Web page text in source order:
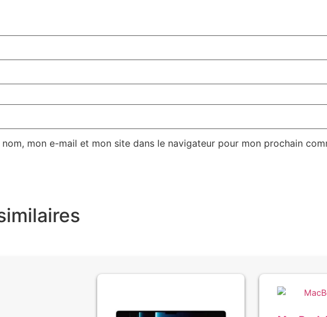
mon e-mail et mon site dans le navigateur pour mon prochain